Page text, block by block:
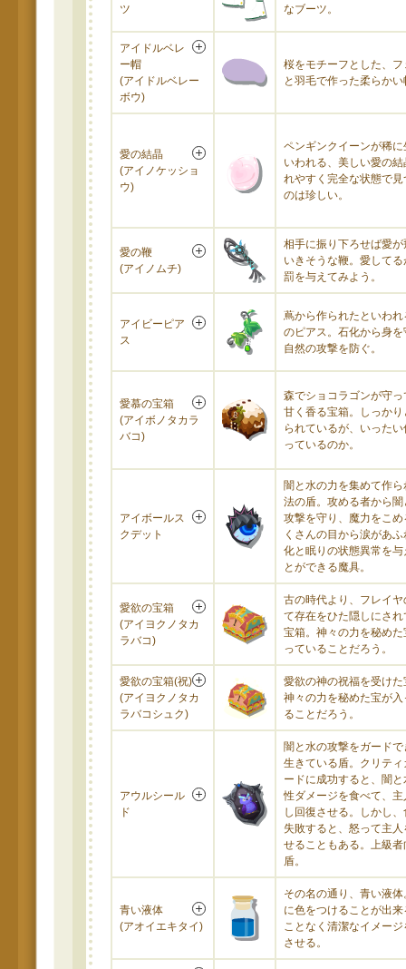
ツ
なブーツ。
アイドルベレ
ー帽
(アイドルベレー
ボウ)
桜をモチーフとした、フ
と羽毛で作った柔らか
愛の結晶
(アイノケッショ
ウ)
ペンギンクイーンが稀に
いわれる、美しい愛の結
れやすく完全な状態で見
のは珍しい。
愛の鞭
(アイノムチ)
相手に振り下ろせば愛が
いきそうな鞭。愛してる
罰を与えてみよう。
アイビーピア
ス
蔦から作られたといわれ
のピアス。石化から身を
自然の攻撃を防ぐ。
愛慕の宝箱
(アイボノタカラ
バコ)
森でショコラゴンが守っ
甘く香る宝箱。しっかり
られているが、いった
っているのか。
アイボールス
クデット
闇と水の力を集めて作ら
法の盾。攻める者から闇
攻撃を守り、魔力をこめ
くさんの目から涙があ
化と眠りの状態異常を与
とができる魔具。
愛欲の宝箱
(アイヨクノタカ
ラバコ)
古の時代より、フレイヤ
て存在をひた隠しにされ
宝箱。神々の力を秘めた
っていることだろう。
愛欲の宝箱(祝)
(アイヨクノタカ
ラバコシュク)
愛欲の神の祝福を受けた
神々の力を秘めた宝が入
ることだろう。
アウルシール
ド
闇と水の攻撃をガードで
生きている盾。クリティ
ードに成功すると、闇と
性ダメージを食べて、主
し回復させる。しかし
失敗すると、怒って主人
せることもある。上級者
盾。
青い液体
(アオイエキタイ)
その名の通り、青い液体
に色をつけることが出来
ことなく清潔なイメージ
させる。